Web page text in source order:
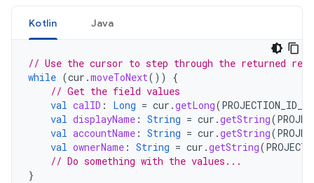
Kotlin Java
// Use the cursor to step through the returned
while (cur .moveToNext())
{
// Get the field values
val calID : Long = cur .getLong(
val displayName : String = cur .getString(
val accountName : String = cur .getString(
val ownerName : String = cur .getString(
// Do something with the values...
}